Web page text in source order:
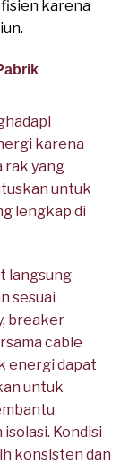
karena
karena
rak yang
untuk
lengkap di
langsung
sesuai
breaker
cable
energi dapat
untuk
Kondisi
konsisten dan